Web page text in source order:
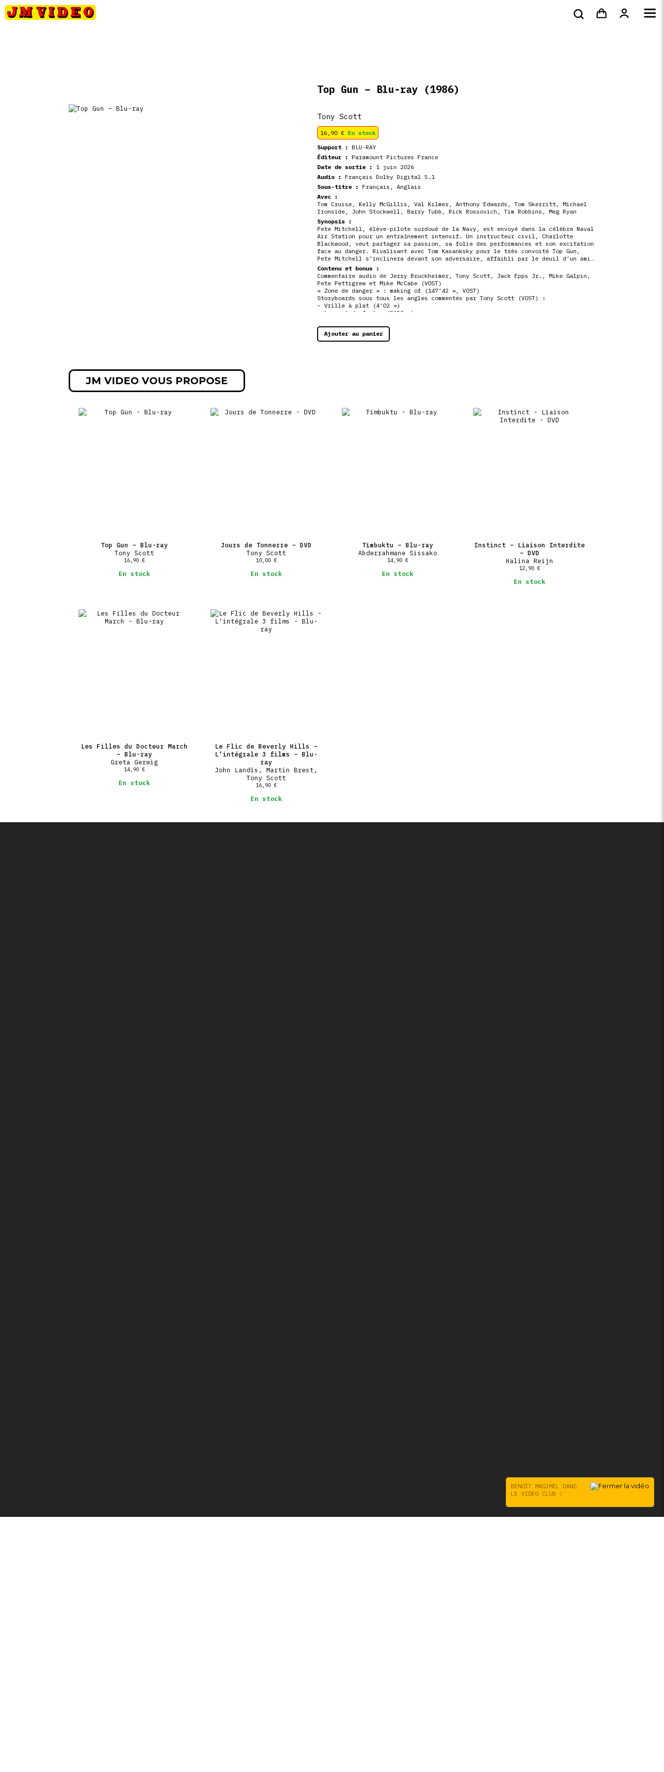
Occasions
prix
shirts
Top Gun – Blu-ray (1986)
Tony Scott
16,90 € En stock
Support : BLU-RAY
Éditeur : Paramount Pictures France
Date de sortie :
1 juin 2026
Audio : Français Dolby Digital 5.1
Sous-titre : Français, Anglais
Avec :
Tom Cruise ,Kelly McGillis ,Val Kilmer ,Anthony Edwards ,Tom Skerritt ,Michael
Ironside
John Stockwell ,Barry Tubb ,Rick Rossovich ,Tim Robbins ,Meg Ryan
Synopsis :
Pete Mitchell, élève-pilote surdoué de la Navy, est envoyé dans la célèbre Naval
Air Station pour un entraînement intensif. Un instructeur civil, Charlotte
Blackwood, veut partager sa passion, sa folie des performances et son excitation
face au danger. Rivalisant avec Tom Kasanksky pour le très convoité Top Gun,
Pete Mitchell s’inclinera devant son adversaire, affaibli par le deuil d’un ami…
Contenu et bonus :
Commentaire audio de Jerry Bruckheimer, Tony Scott, Jack Epps Jr., Mike Galpin,
Pete Pettigrew et Mike McCabe (VOST)
« Zone de danger » : making of (147’42 », VOST)
Storyboards sous tous les angles commentés par Tony Scott (VOST) :
– Vrille à plat (4’02 »)
– La mort de Jester (2’53 »)
Les coulisses (5’30 », VOST)
Interviews de Tom Cruise (6’42 », VOST)
« L’héritage de Top Gun »
Ajouter au panier
JM VIDEO VOUS PROPOSE
Top Gun – Blu-ray
Tony Scott
16,90 €
En stock
Jours de Tonnerre – DVD
Tony Scott
10,00 €
En stock
Timbuktu – Blu-ray
Abderrahmane Sissako
14,90 €
En stock
Instinct – Liaison Interdite
– DVD
Halina Reijn
12,90 €
En stock
Les Filles du Docteur March
– Blu-ray
Greta Gerwig
14,90 €
En stock
Le Flic de Beverly Hills –
L’intégrale 3 films – Blu-
ray
John Landis, Martin Brest,
Tony Scott
16,90 €
En stock
BENOÎT MAGIMEL DANS
LE VIDEO CLUB !